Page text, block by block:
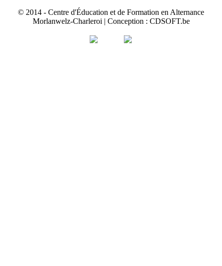
© 2014 - Centre d'Éducation et de Formation en Alternance
Morlanwelz-Charleroi | Conception : CDSOFT.be